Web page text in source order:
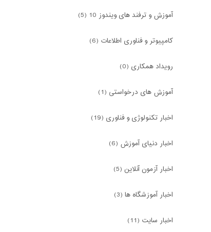
آموزش و ترفند های ویندوز 10 (5)
کامپیوتر و فناوری اطلاعات (6)
رویداد همکاری (0)
آموزش های درخواستی (1)
اخبار تکنولوژی و فناوری (19)
اخبار دنیای آموزش (6)
اخبار آزمون آنلاین (5)
اخبار آموزشگاه ها (3)
اخبار سایت (11)